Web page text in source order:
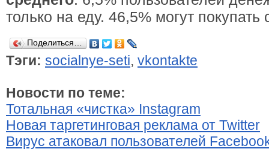
только на еду. 46,5% могут
Поделиться…
Тэги: socialnye-seti, vkontakte
Новости по теме:
Тотальная «чистка» Instagram
Новая таргетинговая реклама от Twitter
Вирус атаковал пользователей